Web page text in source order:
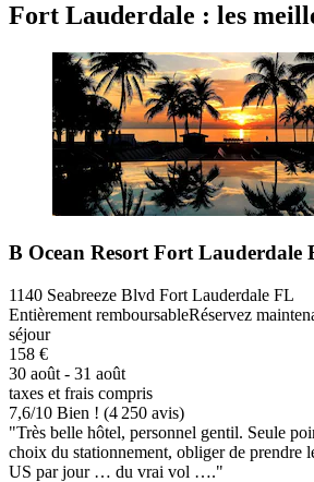
Fort Lauderdale : les
B Ocean Resort Fort Lauderdale
1140 Seabreeze Blvd Fort Lauderdale FL
Entièrement remboursableRéservez
séjour
158 €
30 août - 31 août
taxes et frais compris
7,6/10 Bien ! (4 250 avis)
"Très belle hôtel, personnel gentil. Seule
choix du stationnement, obliger de prendre
US par jour … du vrai vol …."